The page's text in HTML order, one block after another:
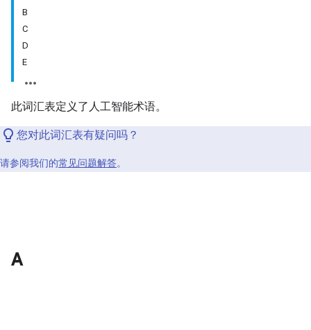
B
C
D
E
此词汇表定义了人工智能术语。
您对此词汇表有疑问吗？
请参阅我们的常见问题解答。
A